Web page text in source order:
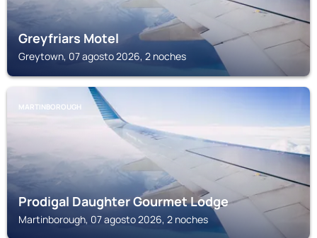
Greyfriars Motel
Greytown, 07 agosto 2026, 2 noches
MARTINBOROUGH
Prodigal Daughter Gourmet Lodge
Martinborough, 07 agosto 2026, 2 noches